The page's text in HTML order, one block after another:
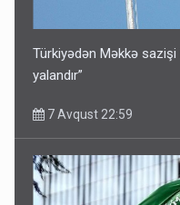
Türkiyədən Məkkə sazişi
yalandır”
7 Avqust 22:59